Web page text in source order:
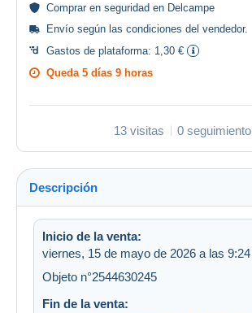
Comprar en seguridad en Delcampe
Envío según las condiciones del vendedor.
Gastos de plataforma: 1,30 €
Queda 5 días 9 horas
13 visitas 0 seguimiento
Descripción
Inicio de la venta:
viernes, 15 de mayo de 2026 a las 9:24
Objeto n°2544630245
Fin de la venta: